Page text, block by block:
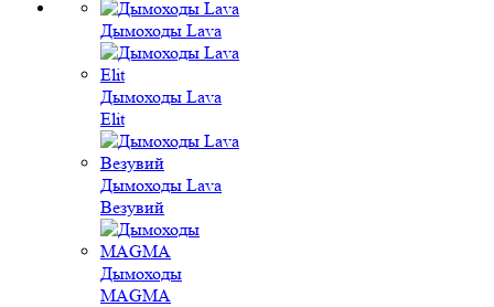
Дымоходы Lava
Дымоходы Lava
Elit
Дымоходы Lava
Везувий
Дымоходы
MAGMA